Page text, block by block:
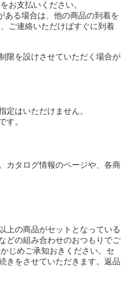
お支払いください。
ある場合は、他の商品の到着を
ご連絡いただけばすぐに到着
限を設けさせていただく場合が
定はいただけません。
す。
カタログ情報のページや、各商
上の商品がセットとなっている
どの組み合わせのおつもりでご
じめご承知おきください。セ
きをさせていただきます。返品